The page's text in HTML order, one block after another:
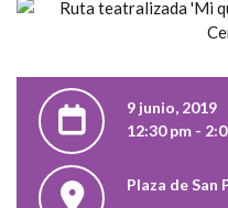
9 junio, 2019
12:30 pm -
Plaza de San